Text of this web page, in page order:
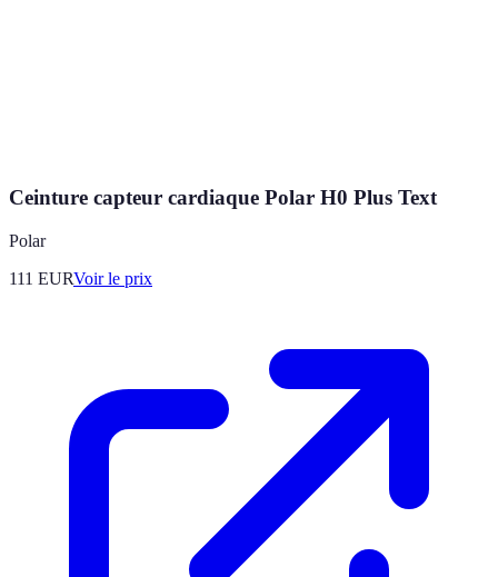
Ceinture capteur cardiaque Polar H0 Plus Text
Polar
111 EURVoir le prix